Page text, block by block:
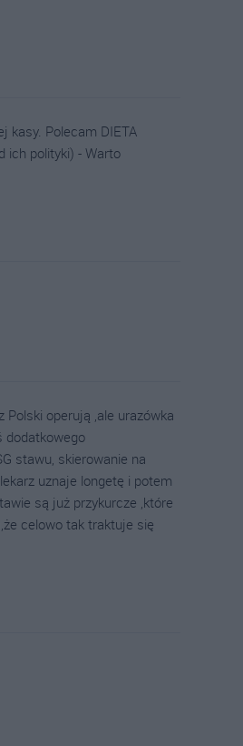
kasy. Polecam DIETA
ich polityki) - Warto
operują ,ale urazówka
dodatkowego
stawu, skierowanie na
uznaje longetę i potem
są już przykurcze ,które
celowo tak traktuje się